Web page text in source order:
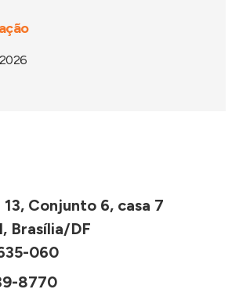
13, Conjunto 6, casa 7
Brasília/DF
060
8770